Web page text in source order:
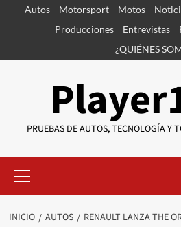
SaltarAutos Motorsport Motos
Producciones
Entrevistas
¿QUIÉNES
PRUEBAS DE AUTOS, TECNOLOGÍA Y
primario
INICIO AUTOS
RENAULT LANZA THE